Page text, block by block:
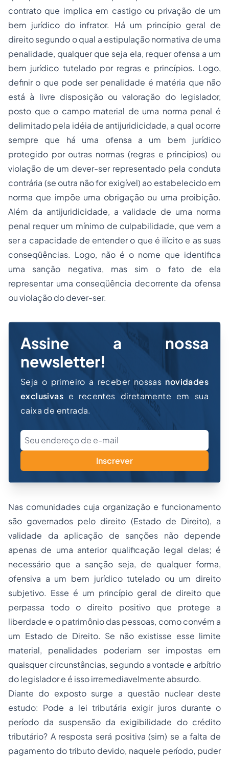
contrato que implica em castigo ou privação de um
bem jurídico do infrator. Há um princípio geral de
direito segundo o qual a estipulação normativa de uma
penalidade, qualquer que seja ela, requer ofensa a um
bem jurídico tutelado por regras e princípios. Logo,
definir o que pode ser penalidade é matéria que não
está à livre disposição ou valoração do legislador,
posto que o campo material de uma norma penal é
delimitado pela idéia de antijuridicidade, a qual ocorre
sempre que há uma ofensa a um bem jurídico
protegido por outras normas (regras e princípios) ou
violação de um dever-ser representado pela conduta
contrária (se outra não for exigível) ao estabelecido em
norma que impõe uma obrigação ou uma proibição.
Além da antijuridicidade, a validade de uma norma
penal requer um mínimo de culpabilidade, que vem a
ser a capacidade de entender o que é ilícito e as suas
conseqüências. Logo, não é o nome que identifica
uma sanção negativa, mas sim o fato de ela
representar uma conseqüência decorrente da ofensa
ou violação do dever-ser.
Assine a nossa
newsletter!
Seja o primeiro a receber nossas novidades
exclusivas e recentes diretamente em sua
caixa de entrada.
Inscrever
Nas comunidades cuja organização e funcionamento
são governados pelo direito (Estado de Direito), a
validade da aplicação de sanções não depende
apenas de uma anterior qualificação legal delas; é
necessário que a sanção seja, de qualquer forma,
ofensiva a um bem jurídico tutelado ou um direito
subjetivo. Esse é um princípio geral de direito que
perpassa todo o direito positivo que protege a
liberdade e o patrimônio das pessoas, como convém a
um Estado de Direito. Se não existisse esse limite
material, penalidades poderiam ser impostas em
quaisquer circunstâncias, segundo a vontade e arbítrio
do legislador e é isso irremediavelmente absurdo.
Diante do exposto surge a questão nuclear deste
estudo: Pode a lei tributária exigir juros durante o
período da suspensão da exigibilidade do crédito
tributário? A resposta será positiva (sim) se a falta de
pagamento do tributo devido, naquele período, puder